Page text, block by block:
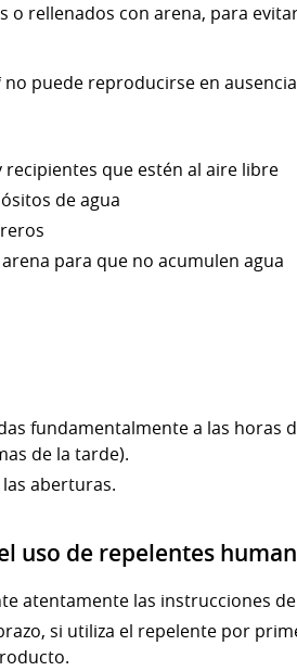
rellenados con arena, para
no puede reproducirse en
recipientes que estén al aire libre
de agua
para que no acumulen agua
fundamentalmente a las horas
de la tarde).
aberturas.
uso de repelentes
atentamente las instrucciones
si utiliza el repelente por